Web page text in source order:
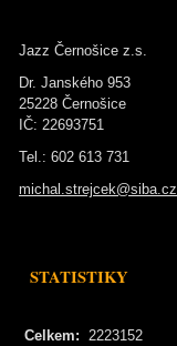
Jazz Černošice z.s.
Dr. Janského 953
25228 Černošice
IČ: 22693751
Tel.: 602 613 731
michal.strejcek@siba.cz
STATISTIKY
Celkem: 2223152